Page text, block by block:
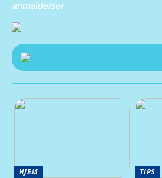
anmeldelser
HJEM
TIPS